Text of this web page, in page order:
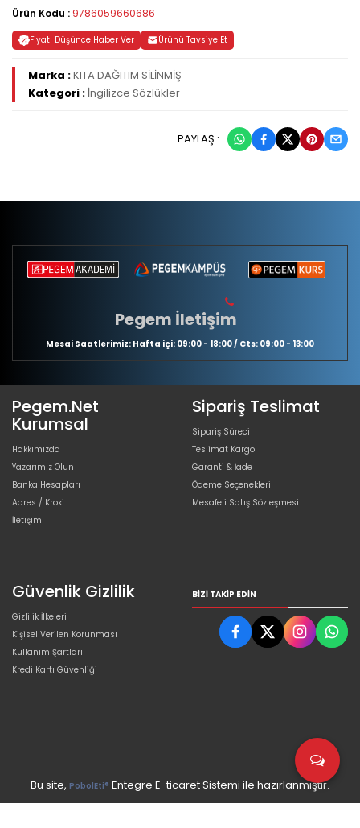
Ürün Kodu : 9786059660686
Fiyatı Düşünce Haber Ver Ürünü Tavsiye Et
Marka :KITA DAĞITIM SİLİNMİŞ
Kategori : İngilizce Sözlükler
PAYLAŞ :
Pegem İletişim
Mesai Saatlerimiz: Hafta içi: 09:00 - 18:00 / Cts: 09:00 - 13:00
Pegem.Net
Kurumsal
Hakkımızda
Yazarımız Olun
Banka Hesapları
Adres / Kroki
İletişim
Sipariş Teslimat
Sipariş Süreci
Teslimat Kargo
Garanti & İade
Ödeme Seçenekleri
Mesafeli Satış Sözleşmesi
Güvenlik Gizlilik
Gizlilik İlkeleri
Kişisel Verilen Korunması
Kullanım Şartları
Kredi Kartı Güvenliği
BIZI TAKIP EDIN
Bu site, PobolEti® Entegre E-ticaret Sistemi ile hazırlanmıştır.